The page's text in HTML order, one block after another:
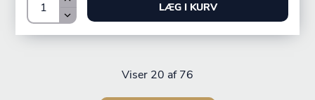
LÆG I KURV
Viser 20 af 76